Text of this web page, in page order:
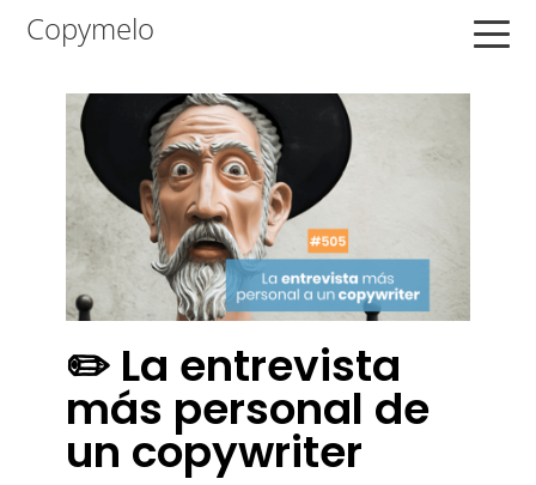
Saltar
navegación
principal
Saltar
contenido
principal
Saltar
Copymelo
✏️ La entrevista
más personal de
un copywriter